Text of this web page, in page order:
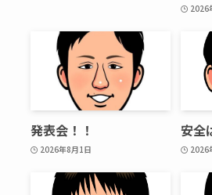
2026
発表会！！
2026年8月1日
安全
2026